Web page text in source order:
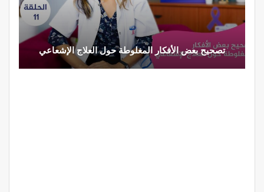
تصحيح بعض الأفكار المغلوطة حول العلاج الإشعاعي